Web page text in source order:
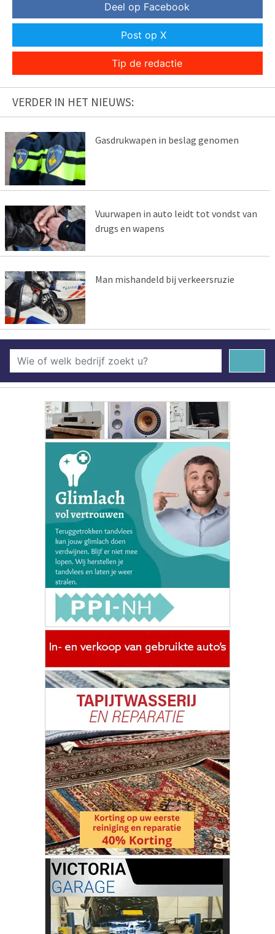
Deel op Facebook
Post op X
Tip de redactie
VERDER IN HET NIEUWS:
Gasdrukwapen in beslag genomen
Vuurwapen in auto leidt tot vondst van
drugs en wapens
Man mishandeld bij verkeersruzie